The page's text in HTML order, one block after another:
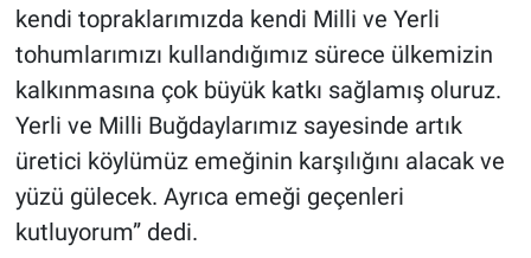
kendi topraklarımızda kendi Milli ve Yerli
tohumlarımızı kullandığımız sürece ülkemizin
kalkınmasına çok büyük katkı sağlamış oluruz.
Yerli ve Milli Buğdaylarımız sayesinde artık
üretici köylümüz emeğinin karşılığını alacak ve
yüzü gülecek. Ayrıca emeği geçenleri
kutluyorum” dedi.